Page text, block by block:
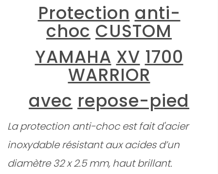
Protection anti-
choc CUSTOM
YAMAHA XV 1700
WARRIOR
avec repose-pied
La protection anti-choc est fait d'acier
inoxydable résistant aux acides d’un
diamètre 32 x 2.5 mm, haut brillant.